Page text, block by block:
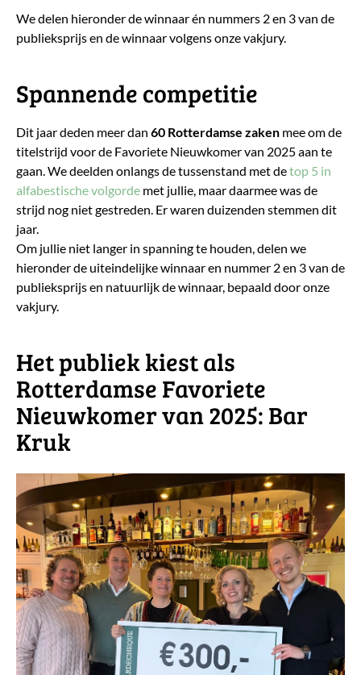
We delen hieronder de winnaar én nummers 2 en 3 van de
publieksprijs en de winnaar volgens onze vakjury.
Spannende competitie
Dit jaar deden meer dan 60 Rotterdamse zaken mee om de
titelstrijd voor de Favoriete Nieuwkomer van 2025 aan te
gaan. We deelden onlangs de tussenstand met detop 5 in
alfabestische volgorde met jullie, maar daarmee was de
strijd nog niet gestreden. Er waren duizenden stemmen dit
jaar.
Om jullie niet langer in spanning te houden, delen we
hieronder de uiteindelijke winnaar en nummer 2 en 3 van de
publieksprijs en natuurlijk de winnaar, bepaald door onze
vakjury.
Het publiek kiest als
Rotterdamse Favoriete
Nieuwkomer van 2025: Bar
Kruk